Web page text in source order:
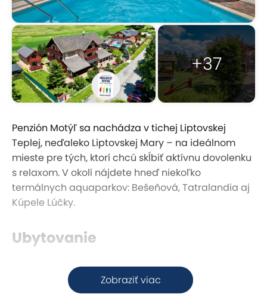
+37
Zobraziť viac
Penzión Motýľ sa nachádza v tichej Liptovskej
Teplej, neďaleko Liptovskej Mary – na ideálnom
mieste pre tých, ktorí chcú skĺbiť aktívnu dovolenku
s relaxom. V okolí nájdete hneď niekoľko
termálnych aquaparkov: Bešeňová, Tatralandia aj
Kúpele Lúčky.
Ubytovanie
Ubytovanie ponúka priestranné izby s TV, WiFi,
kúpeľňou a knižnicou. Každá izba má balkón alebo